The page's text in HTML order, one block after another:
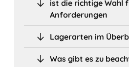
ist die richtige Wahl
Anforderungen
Lagerarten im
Was gibt es zu